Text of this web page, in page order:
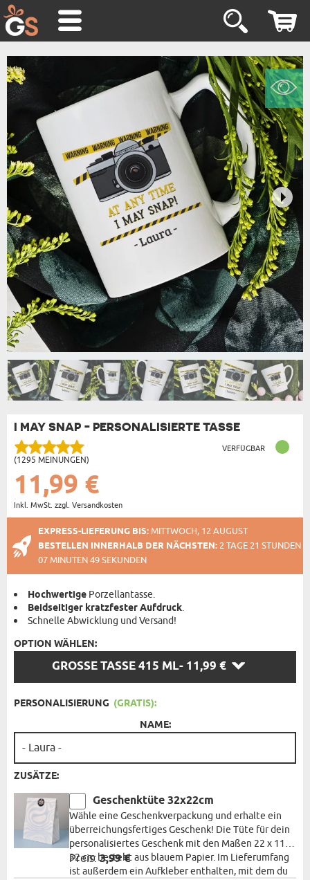
I MAY SNAP - PERSONALISIERTE TASSE
(1295 MEINUNGEN)
VERFÜGBAR
11,99 €
Inkl. MwSt. zzgl. Versandkosten
EXPRESS-LIEFERUNG BIS: MITTWOCH, 12 AUGUST
BESTELLEN INNERHALB DER NÄCHSTEN: 2 TAGE 21 STUNDEN
07 MINUTEN 48 SEKUNDEN
Hochwertige Porzellantasse.
Beidseitiger kratzfester Aufdruck.
Schnelle Abwicklung und Versand!
OPTION WÄHLEN:
GROSSE TASSE 415 ML - 11,99 €
WÄHLEN:
PERSONALISIERUNG (GRATIS):
NAME:
ZUSÄTZE:
Geschenktüte 32x22cm
Wähle eine Geschenkverpackung und erhalte ein
überreichungsfertiges Geschenk! Die Tüte für dein
personalisiertes Geschenk mit den Maßen 22 x 11 x
32 cm besteht aus blauem Papier. Im Lieferumfang
ist außerdem ein Aufkleber enthalten, mit dem du
Preis:3,99 €